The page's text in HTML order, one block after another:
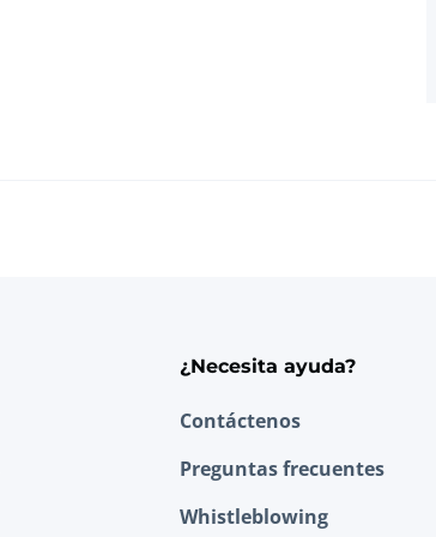
¿Necesita ayuda?
Contáctenos
Preguntas frecuentes
Whistleblowing